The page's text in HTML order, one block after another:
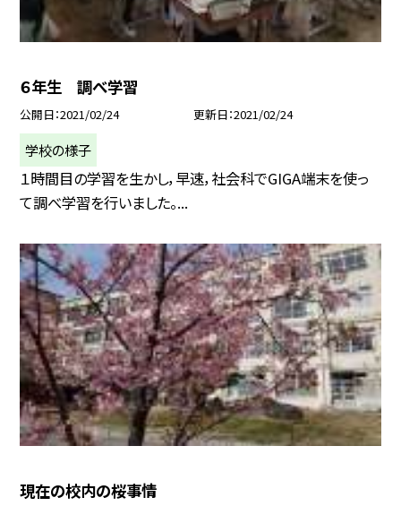
６年生 調べ学習
公開日 2021/02/24 更新日 2021/02/24
学校の様子
１時間目の学習を生かし，早速，社会科でGIGA端末を使っ
て調べ学習を行いました。...
現在の校内の桜事情